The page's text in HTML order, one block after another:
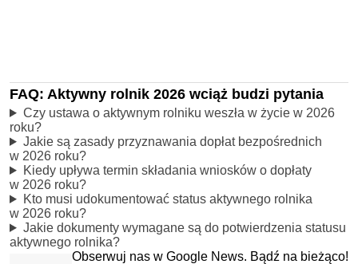
FAQ: Aktywny rolnik 2026 wciąż budzi pytania
Czy ustawa o aktywnym rolniku weszła w życie w 2026
roku?
Jakie są zasady przyznawania dopłat bezpośrednich
w 2026 roku?
Kiedy upływa termin składania wniosków o dopłaty
w 2026 roku?
Kto musi udokumentować status aktywnego rolnika
w 2026 roku?
Jakie dokumenty wymagane są do potwierdzenia statusu
aktywnego rolnika?
Obserwuj nas w Google News. Bądź na bieżąco!